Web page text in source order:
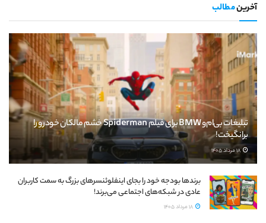
آخرینمطالب
تبلیغات بی‌ام‌و BMW برای فیلم Spiderman خشم مالکان خودرو را
برانگیخت!
18 مرداد 1405
برندها بودجه خود را بجای اینفلوئنسرهای بزرگ به سمت کاربران
عادی در شبکه‌های اجتماعی می‌برند!